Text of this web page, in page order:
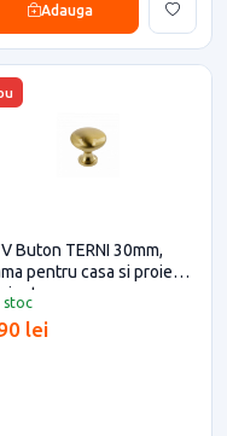
Adauga
stoc
Buton TERNI 30mm,
pentru casa si proiecte
lei